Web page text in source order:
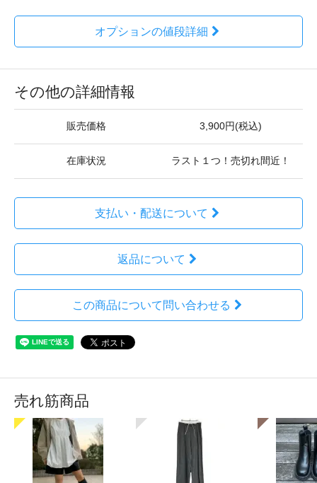
オプションの値段詳細
その他の詳細情報
販売価格 3,900円(税込)
在庫状況 ラスト１つ！売切れ間近！
支払い・配送について
返品について
この商品について問い合わせる
売れ筋商品